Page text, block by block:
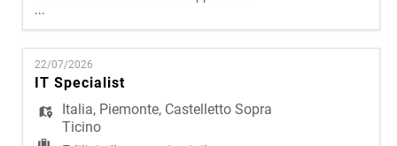
realizzazione di progetti complessi in ambito civile
e infrastrutturale. Attraverso un modello
operativo integrato, che riunisce progettazione,
sviluppo e costruzione, l'azienda presidia l'intero
ciclo di vita degli interventi, assicurando elevati
livelli qual
...
22/07/2026
IT Specialist
Italia, Piemonte, Castelletto Sopra
Ticino